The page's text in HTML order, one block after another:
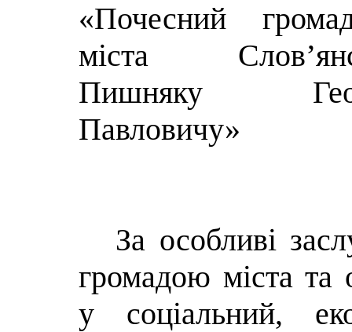
«Почесний
міста
Пишняку
Павловичу»
За особливі
громадою міста та
у соціальний,